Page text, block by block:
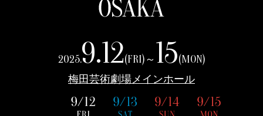
2025.9.12(FRI)～ 15(MON)
梅田芸術劇場メインホール